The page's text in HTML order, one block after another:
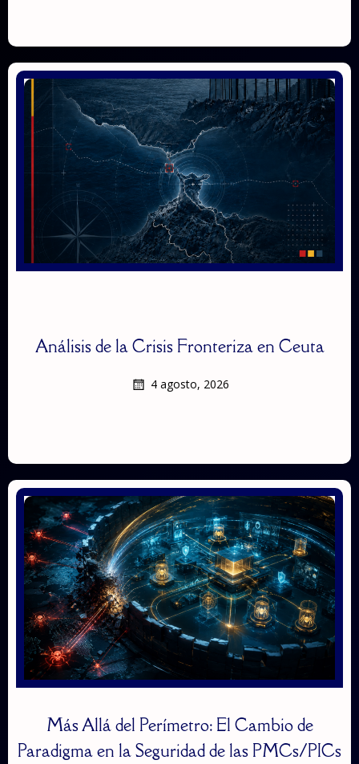
Análisis de la Crisis Fronteriza en Ceuta
4 agosto, 2026
Más Allá del Perímetro: El Cambio de
Paradigma en la Seguridad de las PMCs/PICs